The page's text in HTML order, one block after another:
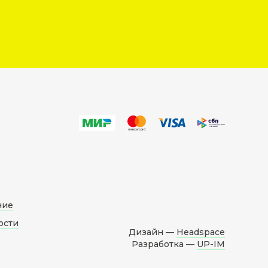
Дизайн — Headspace
Разработка — UP-IM